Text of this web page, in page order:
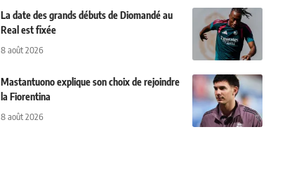
La date des grands débuts de Diomandé au
Real est fixée
8 août 2026
Mastantuono explique son choix de rejoindre
la Fiorentina
8 août 2026